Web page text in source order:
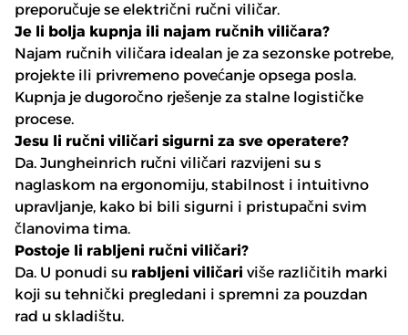
preporučuje se električni ručni viličar.
Je li bolja kupnja ili najam ručnih viličara?
Najam ručnih viličara idealan je za sezonske potrebe,
projekte ili privremeno povećanje opsega posla.
Kupnja je dugoročno rješenje za stalne logističke
procese.
Jesu li ručni viličari sigurni za sve operatere?
Da. Jungheinrich ručni viličari razvijeni su s
naglaskom na ergonomiju, stabilnost i intuitivno
upravljanje, kako bi bili sigurni i pristupačni svim
članovima tima.
Postoje li rabljeni ručni viličari?
Da. U ponudi su rabljeni viličari više različitih marki
koji su tehnički pregledani i spremni za pouzdan
rad u skladištu.